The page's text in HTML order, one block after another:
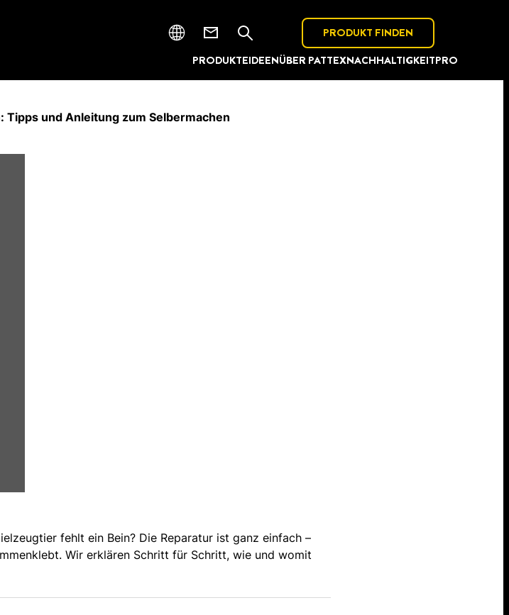
PRODUKTEIDEENÜBER PATTEXNACHHALTIGKEITPRO
PRODUKT FINDEN
Tipps und Anleitung zum Selbermachen
fehlt ein Bein? Die Reparatur ist ganz einfach –
Wir erklären Schritt für Schritt, wie und womit